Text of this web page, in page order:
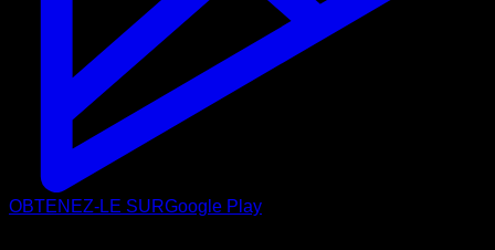
OBTENEZ-LE SURGoogle Play